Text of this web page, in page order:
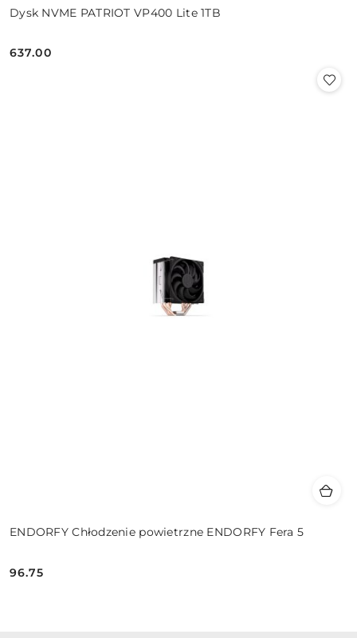
Dysk NVME PATRIOT VP400 Lite 1TB
Cena:
637.00
ENDORFY Chłodzenie powietrzne ENDORFY Fera 5
Cena:
96.75